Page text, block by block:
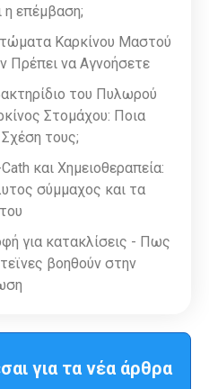
η επέμβαση;
Καρκίνου Μαστού
Πρέπει να Αγνοήσετε
του Πυλωρού
Στομάχου: Ποια
Σχέση τους;
και Χημειοθεραπεία:
σύμμαχος και τα
για κατακλίσεις - Πως
βοηθούν στην
για τα νέα άρθρα